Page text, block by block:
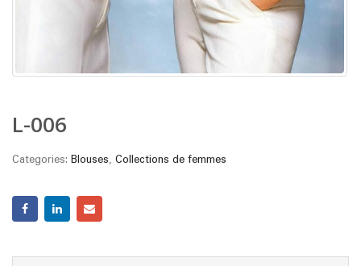
L-006
Categories: Blouses, Collections de femmes